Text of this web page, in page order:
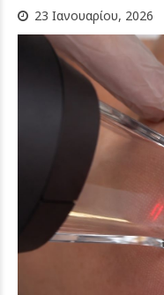
23 Ιανουαρίου, 2026